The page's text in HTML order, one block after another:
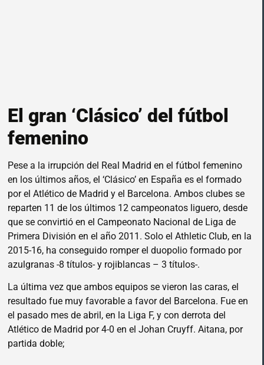
El gran ‘Clásico’ del fútbol
femenino
Pese a la irrupción del Real Madrid en el fútbol femenino
en los últimos años, el ‘Clásico’ en España es el formado
por el Atlético de Madrid y el Barcelona. Ambos clubes se
reparten 11 de los últimos 12 campeonatos liguero, desde
que se convirtió en el Campeonato Nacional de Liga de
Primera División en el año 2011. Solo el Athletic Club, en la
2015-16, ha conseguido romper el duopolio formado por
azulgranas -8 títulos- y rojiblancas – 3 títulos-.
La última vez que ambos equipos se vieron las caras, el
resultado fue muy favorable a favor del Barcelona. Fue en
el pasado mes de abril, en la Liga F, y con derrota del
Atlético de Madrid por 4-0 en el Johan Cruyff. Aitana, por
partida doble;